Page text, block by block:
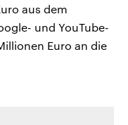
aus dem
und YouTube-
Euro an die